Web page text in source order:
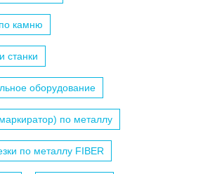
камню
станки
оборудование
по металлу
по металлу FIBER